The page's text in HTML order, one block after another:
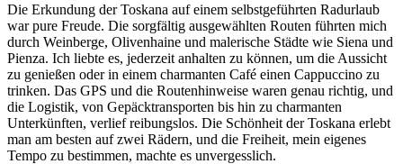
Die Erkundung der Toskana auf einem selbstgeführten Radurlaub
war pure Freude. Die sorgfältig ausgewählten Routen führten mich
durch Weinberge, Olivenhaine und malerische Städte wie Siena und
Pienza. Ich liebte es, jederzeit anhalten zu können, um die Aussicht
zu genießen oder in einem charmanten Café einen Cappuccino zu
trinken. Das GPS und die Routenhinweise waren genau richtig, und
die Logistik, von Gepäcktransporten bis hin zu charmanten
Unterkünften, verlief reibungslos. Die Schönheit der Toskana erlebt
man am besten auf zwei Rädern, und die Freiheit, mein eigenes
Tempo zu bestimmen, machte es unvergesslich.